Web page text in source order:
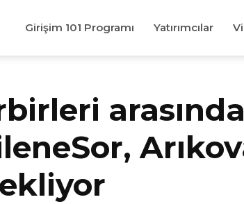
Girişim 101 Programı Yatırımcılar